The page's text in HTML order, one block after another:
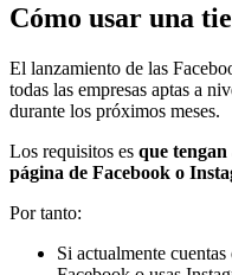
Cómo usar una
El lanzamiento de las
todas las empresas aptas a
durante los próximos meses.
Los requisitos es que
página de Facebook o
Por tanto:
Si actualmente